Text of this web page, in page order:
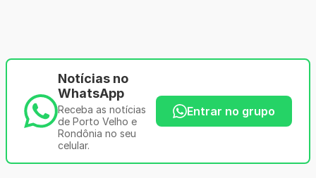
Notícias no
WhatsApp
Receba as notícias
de Porto Velho e
Rondônia no seu
celular.
Entrar no grupo